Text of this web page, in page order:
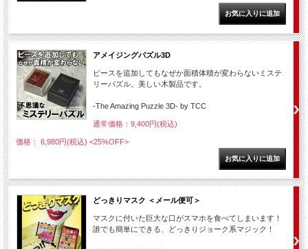
アメイジングパズル3D
ピースを追加してもなぜか面積体積が変わらないミステ
リーパズル。美しい木製品です。
-The Amazing Puzzle 3D- by TCC
通常価格：9,400円(税込)
価格： 6,980円(税込) <25%OFF>
どっきりマスク ＜メール便可＞
マスクに付いた巨大な口がスマホを食べてしまいます！
誰でも簡単にできる、どっきりジョーク系マジック！